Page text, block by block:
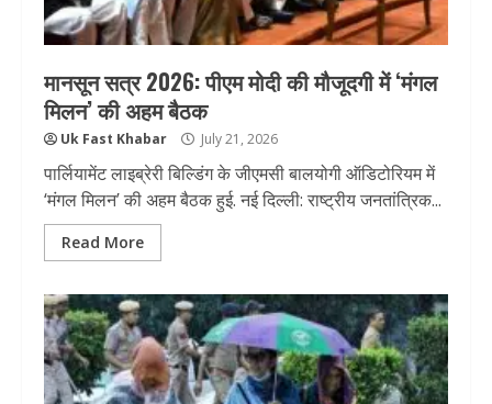
मानसून सत्र 2026: पीएम मोदी की मौजूदगी में ‘मंगल
मिलन’ की अहम बैठक
Uk Fast Khabar July 21, 2026
पार्लियामेंट लाइब्रेरी बिल्डिंग के जीएमसी बालयोगी ऑडिटोरियम में
‘मंगल मिलन’ की अहम बैठक हुई. नई दिल्ली: राष्ट्रीय जनतांत्रिक...
Read More